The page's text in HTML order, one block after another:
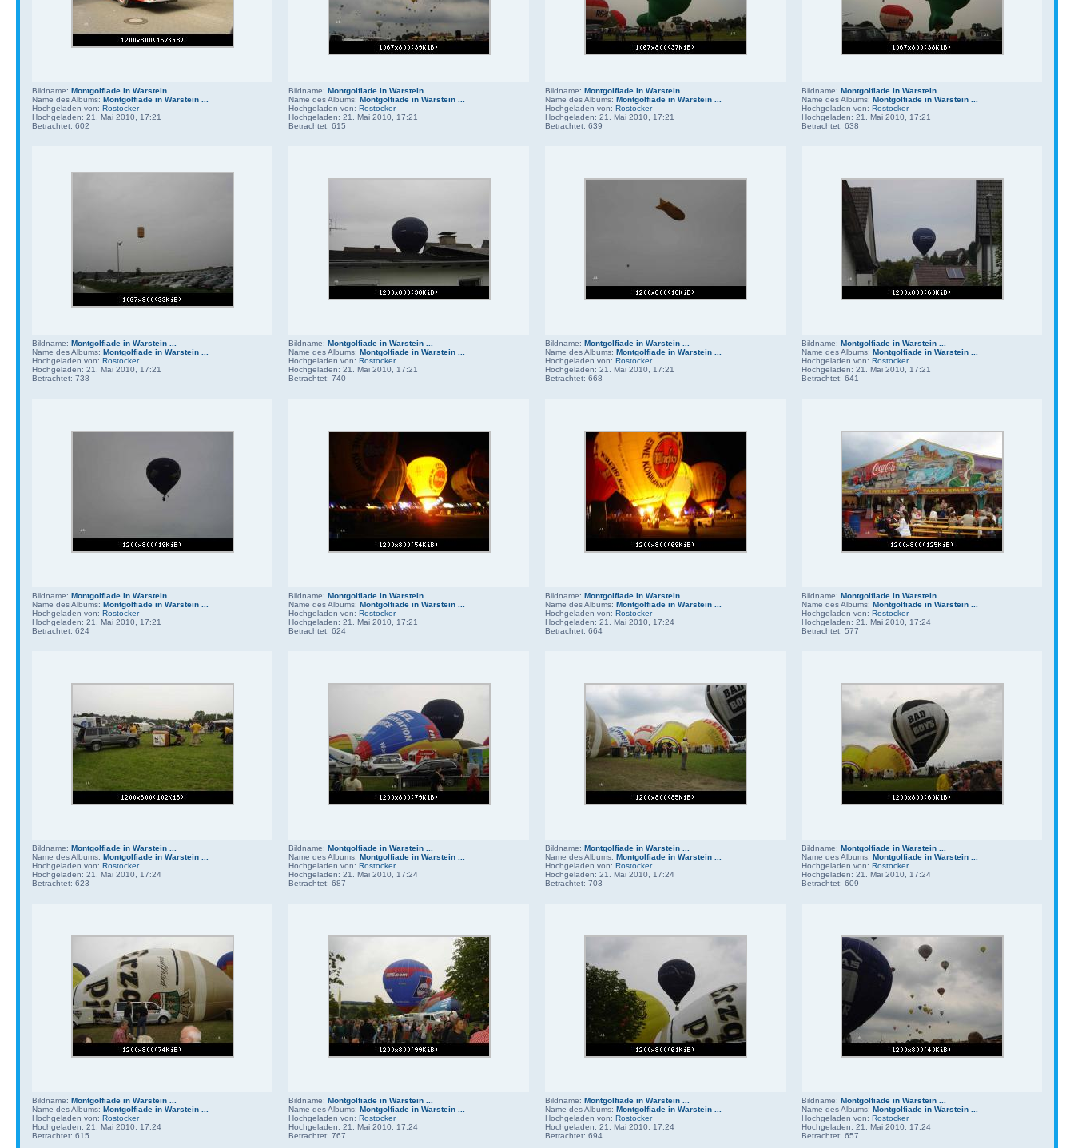
Bildname: Montgolfiade in Warstein ...
Name des Albums: Montgolfiade in Warstein ...
Hochgeladen von: Rostocker
Hochgeladen: 21. Mai 2010, 17:21
Betrachtet: 602
Bildname: Montgolfiade in Warstein ...
Name des Albums: Montgolfiade in Warstein ...
Hochgeladen von: Rostocker
Hochgeladen: 21. Mai 2010, 17:21
Betrachtet: 615
Bildname: Montgolfiade in Warstein ...
Name des Albums: Montgolfiade in Warstein ...
Hochgeladen von: Rostocker
Hochgeladen: 21. Mai 2010, 17:21
Betrachtet: 639
Bildname: Montgolfiade in Warstein ...
Name des Albums: Montgolfiade in Warstein ...
Hochgeladen von: Rostocker
Hochgeladen: 21. Mai 2010, 17:21
Betrachtet: 638
Bildname: Montgolfiade in Warstein ...
Name des Albums: Montgolfiade in Warstein ...
Hochgeladen von: Rostocker
Hochgeladen: 21. Mai 2010, 17:21
Betrachtet: 738
Bildname: Montgolfiade in Warstein ...
Name des Albums: Montgolfiade in Warstein ...
Hochgeladen von: Rostocker
Hochgeladen: 21. Mai 2010, 17:21
Betrachtet: 740
Bildname: Montgolfiade in Warstein ...
Name des Albums: Montgolfiade in Warstein ...
Hochgeladen von: Rostocker
Hochgeladen: 21. Mai 2010, 17:21
Betrachtet: 668
Bildname: Montgolfiade in Warstein ...
Name des Albums: Montgolfiade in Warstein ...
Hochgeladen von: Rostocker
Hochgeladen: 21. Mai 2010, 17:21
Betrachtet: 641
Bildname: Montgolfiade in Warstein ...
Name des Albums: Montgolfiade in Warstein ...
Hochgeladen von: Rostocker
Hochgeladen: 21. Mai 2010, 17:21
Betrachtet: 624
Bildname: Montgolfiade in Warstein ...
Name des Albums: Montgolfiade in Warstein ...
Hochgeladen von: Rostocker
Hochgeladen: 21. Mai 2010, 17:21
Betrachtet: 624
Bildname: Montgolfiade in Warstein ...
Name des Albums: Montgolfiade in Warstein ...
Hochgeladen von: Rostocker
Hochgeladen: 21. Mai 2010, 17:24
Betrachtet: 664
Bildname: Montgolfiade in Warstein ...
Name des Albums: Montgolfiade in Warstein ...
Hochgeladen von: Rostocker
Hochgeladen: 21. Mai 2010, 17:24
Betrachtet: 577
Bildname: Montgolfiade in Warstein ...
Name des Albums: Montgolfiade in Warstein ...
Hochgeladen von: Rostocker
Hochgeladen: 21. Mai 2010, 17:24
Betrachtet: 623
Bildname: Montgolfiade in Warstein ...
Name des Albums: Montgolfiade in Warstein ...
Hochgeladen von: Rostocker
Hochgeladen: 21. Mai 2010, 17:24
Betrachtet: 687
Bildname: Montgolfiade in Warstein ...
Name des Albums: Montgolfiade in Warstein ...
Hochgeladen von: Rostocker
Hochgeladen: 21. Mai 2010, 17:24
Betrachtet: 703
Bildname: Montgolfiade in Warstein ...
Name des Albums: Montgolfiade in Warstein ...
Hochgeladen von: Rostocker
Hochgeladen: 21. Mai 2010, 17:24
Betrachtet: 609
Bildname: Montgolfiade in Warstein ...
Name des Albums: Montgolfiade in Warstein ...
Hochgeladen von: Rostocker
Hochgeladen: 21. Mai 2010, 17:24
Betrachtet: 615
Bildname: Montgolfiade in Warstein ...
Name des Albums: Montgolfiade in Warstein ...
Hochgeladen von: Rostocker
Hochgeladen: 21. Mai 2010, 17:24
Betrachtet: 767
Bildname: Montgolfiade in Warstein ...
Name des Albums: Montgolfiade in Warstein ...
Hochgeladen von: Rostocker
Hochgeladen: 21. Mai 2010, 17:24
Betrachtet: 694
Bildname: Montgolfiade in Warstein ...
Name des Albums: Montgolfiade in Warstein ...
Hochgeladen von: Rostocker
Hochgeladen: 21. Mai 2010, 17:24
Betrachtet: 657